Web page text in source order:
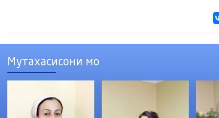
Мутахасисони мо